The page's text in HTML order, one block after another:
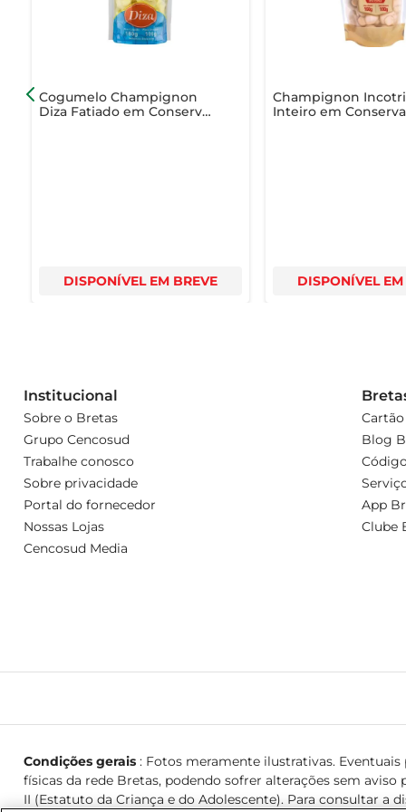
qualidade e frescor do produto. Verifique sempre a
Cogumelo Champignon
Diza Fatiado em Conserva
DISPONÍVEL EM BREVE
Champignon
Inteiro em Conserva
DISPONÍVEL EM
Institucional
Sobre o Bretas
Grupo Cencosud
Trabalhe conosco
Sobre privacidade
Portal do fornecedor
Nossas Lojas
Cencosud Media
Blog
App
Clube
Condições gerais: Fotos meramente ilustrativas. Eventuais
físicas da rede Bretas, podendo sofrer alterações sem aviso
II (Estatuto da Criança e do Adolescente). Para consultar a